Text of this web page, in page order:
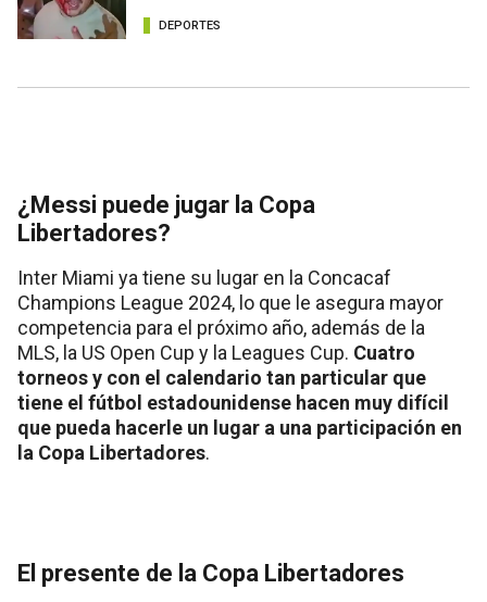
DEPORTES
¿Messi puede jugar la Copa
Libertadores?
Inter Miami ya tiene su lugar en la Concacaf
Champions League 2024, lo que le asegura mayor
competencia para el próximo año, además de la
MLS, la US Open Cup y la Leagues Cup. Cuatro
torneos y con el calendario tan particular que
tiene el fútbol estadounidense hacen muy difícil
que pueda hacerle un lugar a una participación en
la Copa Libertadores.
El presente de la Copa Libertadores